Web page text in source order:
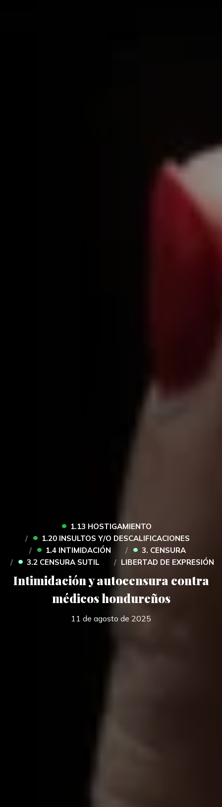
• 1.13 HOSTIGAMIENTO
• 1.20 INSULTOS Y/O DESCALIFICACIONES
• 1.4 INTIMIDACIÓN • 3. CENSURA
• 3.2 CENSURA SUTIL LIBERTAD DE EXPRESIÓN
Intimidación y autocensura contra
médicos hondureños
11 de agosto de 2025